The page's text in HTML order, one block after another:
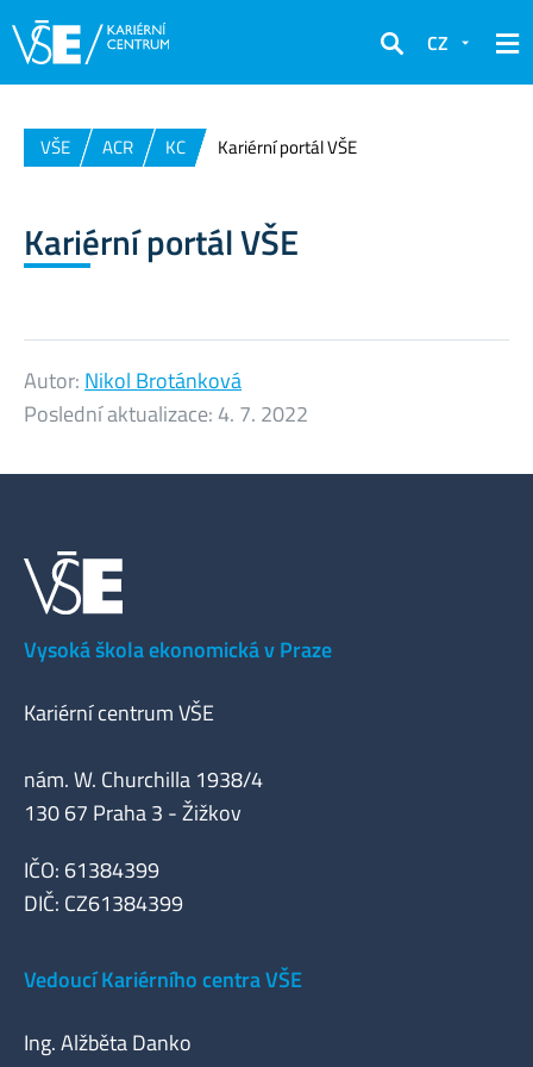
Hledat
CZ
VŠE ACR KC Kariérní portál VŠE
Kariérní portál VŠE
Autor: Nikol Brotánková
Poslední aktualizace:4. 7. 2022
Vysoká škola ekonomická v Praze
Kariérní centrum VŠE
nám. W. Churchilla 1938/4
130 67 Praha 3 - Žižkov
IČO: 61384399
DIČ: CZ61384399
Vedoucí Kariérního centra VŠE
Ing. Alžběta Danko